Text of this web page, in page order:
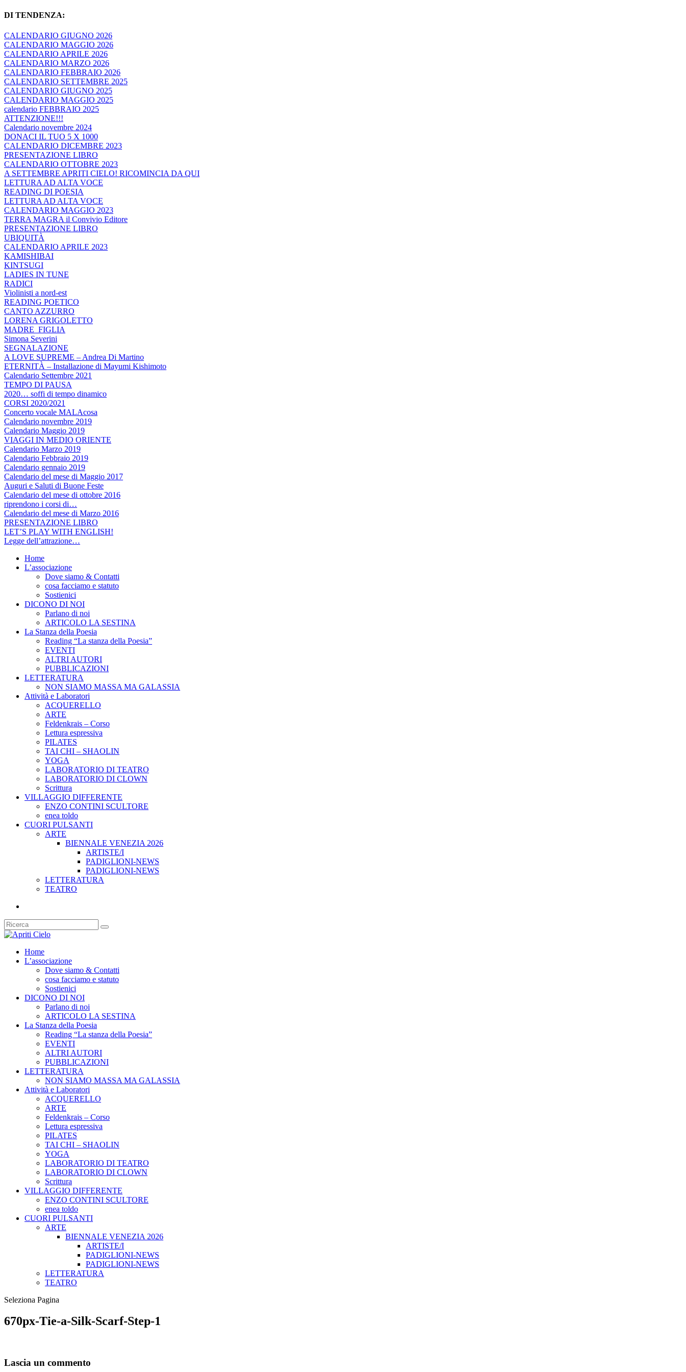
DI TENDENZA:
CALENDARIO GIUGNO 2026
CALENDARIO MAGGIO 2026
CALENDARIO APRILE 2026
CALENDARIO MARZO 2026
CALENDARIO FEBBRAIO 2026
CALENDARIO SETTEMBRE 2025
CALENDARIO GIUGNO 2025
CALENDARIO MAGGIO 2025
calendario FEBBRAIO 2025
ATTENZIONE!!!
Calendario novembre 2024
DONACI IL TUO 5 X 1000
CALENDARIO DICEMBRE 2023
PRESENTAZIONE LIBRO
CALENDARIO OTTOBRE 2023
A SETTEMBRE APRITI CIELO! RICOMINCIA DA QUI
LETTURA AD ALTA VOCE
READING DI POESIA
LETTURA AD ALTA VOCE
CALENDARIO MAGGIO 2023
TERRA MAGRA il Convivio Editore
PRESENTAZIONE LIBRO
UBIQUITÀ
CALENDARIO APRILE 2023
KAMISHIBAI
KINTSUGI
LADIES IN TUNE
RADICI
Violinisti a nord-est
READING POETICO
CANTO AZZURRO
LORENA GRIGOLETTO
MADRE_FIGLIA
Simona Severini
SEGNALAZIONE
A LOVE SUPREME – Andrea Di Martino
ETERNITÀ – Installazione di Mayumi Kishimoto
Calendario Settembre 2021
TEMPO DI PAUSA
2020… soffi di tempo dinamico
CORSI 2020/2021
Concerto vocale MALAcosa
Calendario novembre 2019
Calendario Maggio 2019
VIAGGI IN MEDIO ORIENTE
Calendario Marzo 2019
Calendario Febbraio 2019
Calendario gennaio 2019
Calendario del mese di Maggio 2017
Auguri e Saluti di Buone Feste
Calendario del mese di ottobre 2016
riprendono i corsi di…
Calendario del mese di Marzo 2016
PRESENTAZIONE LIBRO
LET’S PLAY WITH ENGLISH!
Legge dell’attrazione…
Home
L’associazione
Dove siamo & Contatti
cosa facciamo e statuto
Sostienici
DICONO DI NOI
Parlano di noi
ARTICOLO LA SESTINA
La Stanza della Poesia
Reading “La stanza della Poesia”
EVENTI
ALTRI AUTORI
PUBBLICAZIONI
LETTERATURA
NON SIAMO MASSA MA GALASSIA
Attività e Laboratori
ACQUERELLO
ARTE
Feldenkrais – Corso
Lettura espressiva
PILATES
TAI CHI – SHAOLIN
YOGA
LABORATORIO DI TEATRO
LABORATORIO DI CLOWN
Scrittura
VILLAGGIO DIFFERENTE
ENZO CONTINI SCULTORE
enea toldo
CUORI PULSANTI
ARTE
BIENNALE VENEZIA 2026
ARTISTE/I
PADIGLIONI-NEWS
PADIGLIONI-NEWS
LETTERATURA
TEATRO
Home
L’associazione
Dove siamo & Contatti
cosa facciamo e statuto
Sostienici
DICONO DI NOI
Parlano di noi
ARTICOLO LA SESTINA
La Stanza della Poesia
Reading “La stanza della Poesia”
EVENTI
ALTRI AUTORI
PUBBLICAZIONI
LETTERATURA
NON SIAMO MASSA MA GALASSIA
Attività e Laboratori
ACQUERELLO
ARTE
Feldenkrais – Corso
Lettura espressiva
PILATES
TAI CHI – SHAOLIN
YOGA
LABORATORIO DI TEATRO
LABORATORIO DI CLOWN
Scrittura
VILLAGGIO DIFFERENTE
ENZO CONTINI SCULTORE
enea toldo
CUORI PULSANTI
ARTE
BIENNALE VENEZIA 2026
ARTISTE/I
PADIGLIONI-NEWS
PADIGLIONI-NEWS
LETTERATURA
TEATRO
Seleziona Pagina
670px-Tie-a-Silk-Scarf-Step-1
Lascia un commento